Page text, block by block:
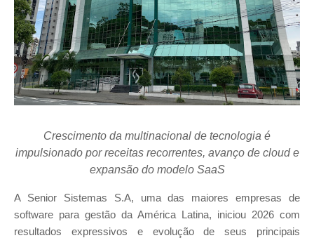
Crescimento da multinacional de tecnologia é
impulsionado por receitas recorrentes, avanço de cloud e
expansão do modelo SaaS
A Senior Sistemas S.A, uma das maiores empresas de
software para gestão da América Latina, iniciou 2026 com
resultados expressivos e evolução de seus principais